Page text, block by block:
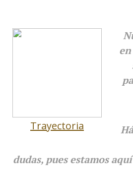
Trayectoria
dudas, pues estamos